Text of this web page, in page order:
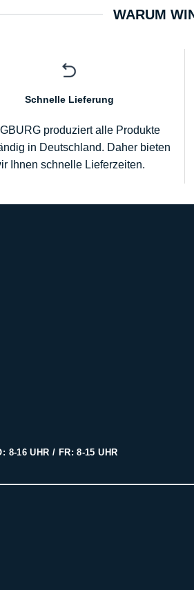
WARUM
Schnelle Lieferung
produziert alle Produkte
in Deutschland. Daher bieten
Ihnen schnelle Lieferzeiten.
8-16 UHR / FR: 8-15 UHR